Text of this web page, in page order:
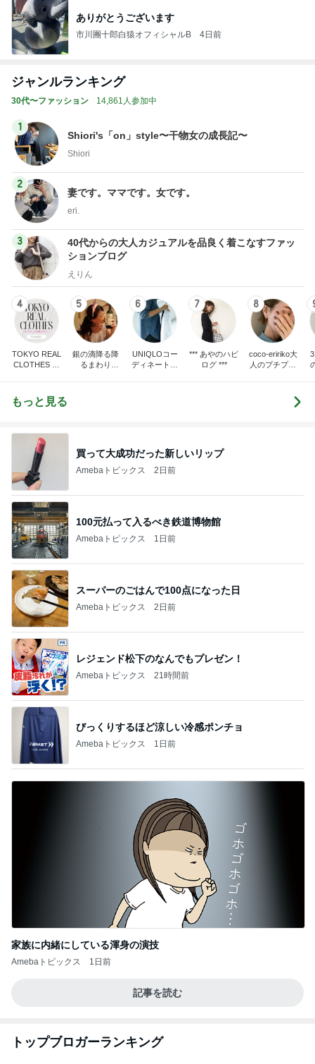
ありがとうございます
市川團十郎白猿オフィシャルB 4日前
ジャンルランキング
30代〜ファッション 14,861人参加中
1
Shiori's「on」style〜干物女の成長記〜
Shiori
2
妻です。ママです。女です。
eri.
3
40代からの大人カジュアルを品良く着こなすファッ
ションブログ
えりん
4
TOKYO REAL
CLOTHES 大
5
銀の滴降る降
るまわり
6
UNIQLOコー
ディネート日
7
*** あやのハピ
ログ ***
8
coco-eririko大
人のプチプラ
もっと見る
買って大成功だった新しいリップ
Amebaトピックス 2日前
100元払って入るべき鉄道博物館
Amebaトピックス 1日前
スーパーのごはんで100点になった日
Amebaトピックス 2日前
レジェンド松下のなんでもプレゼン！
Amebaトピックス 21時間前
びっくりするほど涼しい冷感ポンチョ
Amebaトピックス 1日前
家族に内緒にしている渾身の演技
Amebaトピックス 1日前
記事を読む
トップブロガーランキング